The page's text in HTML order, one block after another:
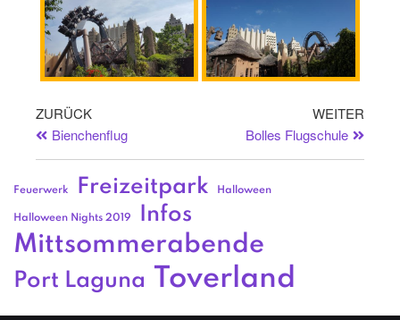
ZURÜCK
Bienchenflug
WEITER
Bolles Flugschule
Feuerwerk Freizeitpark Halloween
Halloween Nights 2019 Infos
Mittsommerabende
Port Laguna Toverland